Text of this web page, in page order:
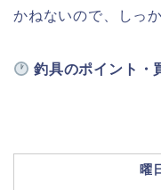
かねないので、しっ
釣具のポイント・
曜